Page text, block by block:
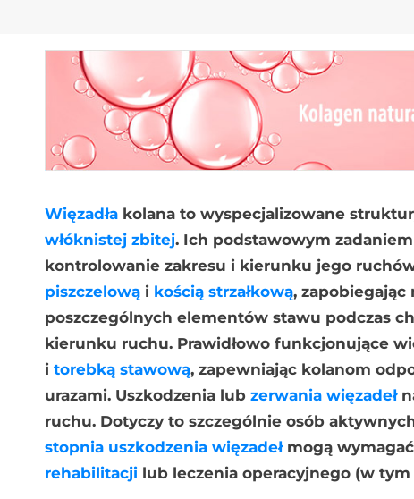
Więzadła kolana to wyspecjalizowane
włóknistej zbitej. Ich podstawowym
kontrolowanie zakresu i kierunku jego
piszczelową i kością strzałkową,
poszczególnych elementów stawu podczas
kierunku ruchu. Prawidłowo funkcjonujące
itorebką stawową, zapewniając kolanom
urazami. Uszkodzenia lubzerwania więzadeł
ruchu. Dotyczy to szczególnie osób
stopnia uszkodzenia więzadełmogą
rehabilitacji lub leczenia operacyjnego (w